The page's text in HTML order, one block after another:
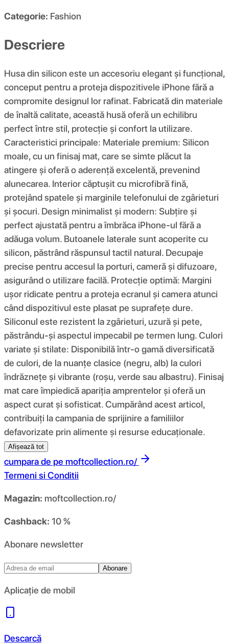
Categorie: Fashion
Descriere
Husa din silicon este un accesoriu elegant și funcțional,
conceput pentru a proteja dispozitivele iPhone fără a
compromite designul lor rafinat. Fabricată din materiale
de înaltă calitate, această husă oferă un echilibru
perfect între stil, protecție și confort la utilizare.
Caracteristici principale: Materiale premium: Silicon
moale, cu un finisaj mat, care se simte plăcut la
atingere și oferă o aderență excelentă, prevenind
alunecarea. Interior căptușit cu microfibră fină,
protejând spatele și marginile telefonului de zgârieturi
și șocuri. Design minimalist și modern: Subțire și
perfect ajustată pentru a îmbrăca iPhone-ul fără a
adăuga volum. Butoanele laterale sunt acoperite cu
silicon, păstrând răspunsul tactil natural. Decupaje
precise pentru accesul la porturi, cameră și difuzoare,
asigurând o utilizare facilă. Protecție optimă: Margini
ușor ridicate pentru a proteja ecranul și camera atunci
când dispozitivul este plasat pe suprafețe dure.
Siliconul este rezistent la zgârieturi, uzură și pete,
păstrându-și aspectul impecabil pe termen lung. Culori
variate și stilate: Disponibilă într-o gamă diversificată
de culori, de la nuanțe clasice (negru, alb) la culori
îndrăznețe și vibrante (roșu, verde sau albastru). Finisaj
mat care împiedică apariția amprentelor și oferă un
aspect curat și sofisticat. Cumpărând acest articol,
contribuiți la campania de sprijinire a familiilor
defavorizate prin alimente și resurse educaționale.
Afișează tot
cumpara de pe moftcollection.ro/
Termeni si Conditii
Magazin: moftcollection.ro/
Cashback: 10 %
Abonare newsletter
Abonare
Aplicație de mobil
Descarcă